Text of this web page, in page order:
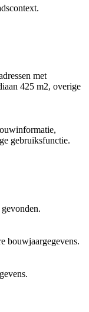
met
425 m2, overige
gebruiksfunctie.
bouwjaargegevens.